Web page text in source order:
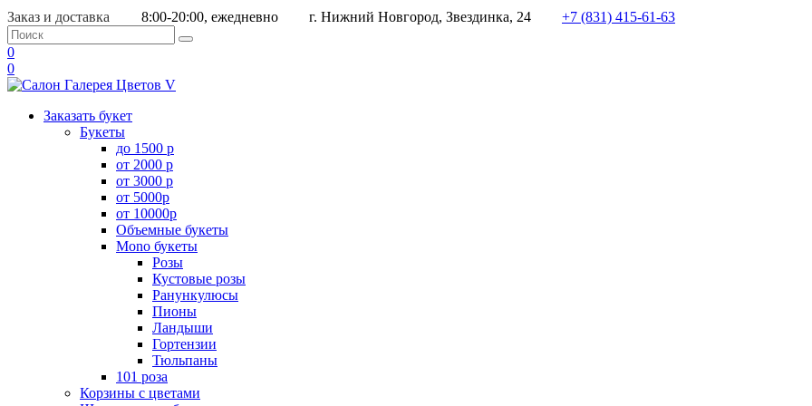
Заказ и доставка 8:00-20:00, ежедневно г. Нижний Новгород, Звездинка, 24 +7 (831) 415-61-63
0
0
Заказать букет
Букеты
до 1500 р
от 2000 р
от 3000 р
от 5000р
от 10000р
Объемные букеты
Mono букеты
Розы
Кустовые розы
Ранункулюсы
Пионы
Ландыши
Гортензии
Тюльпаны
101 роза
Корзины с цветами